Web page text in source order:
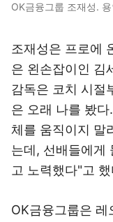
OK금융그룹 조재성.
조재성은 프로에
은 왼손잡이인 김
감독은 코치 시절
은 오래 나를 봤
체를 움직이지 말
는데, 선배들에게
고 노력했다"고
OK금융그룹은 레